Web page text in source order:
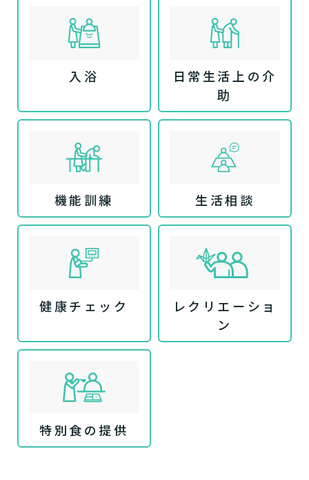
入浴
日常生活上の介
助
機能訓練 生活相談
健康チェック
レクリエーショ
ン
特別食の提供